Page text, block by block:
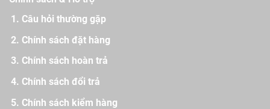
Câu hỏi thường gặp
Chính sách đặt hàng
Chính sách hoàn trả
Chính sách đổi trả
Chính sách kiểm hàng